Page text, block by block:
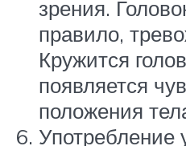
зрения.
правило,
Кружится
появляется
положения
Употребление